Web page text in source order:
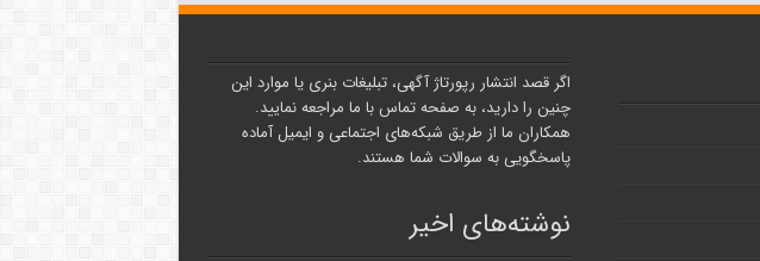
اگر قصد انتشار رپورتاژ آگهی، تبلیغات بنری یا موارد این
چنین را دارید، به صفحه تماس با ما مراجعه نمایید.
همکاران ما از طریق شبکه‌های اجتماعی و ایمیل آماده
پاسخگویی به سوالات شما هستند.
نوشته‌های اخیر